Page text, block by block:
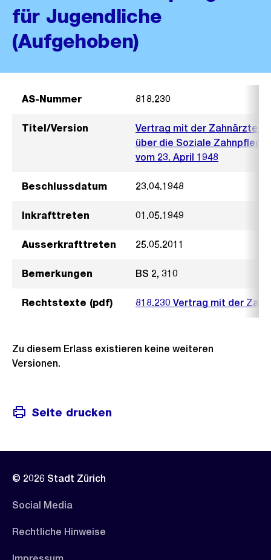
für Jugendliche
(Aufgehoben)
AS-Nummer 818.230
Titel/Version
Vertrag mit der
über die Soziale Zahnpflege
vom 23. April 1948
Beschlussdatum 23.04.1948
Inkrafttreten 01.05.1949
Ausserkrafttreten 25.05.2011
Bemerkungen BS 2, 310
Rechtstexte (pdf) 818.230 Vertrag mit der
Zu diesem Erlass existieren keine weiteren
Versionen.
Seite drucken
© 2026 Stadt Zürich
Social Media
Rechtliche Hinweise